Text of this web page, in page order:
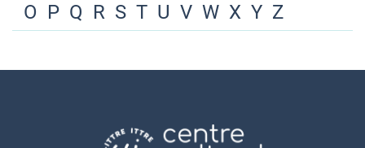
O P Q R S T U V W X Y Z